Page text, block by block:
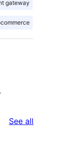
gateway
See all